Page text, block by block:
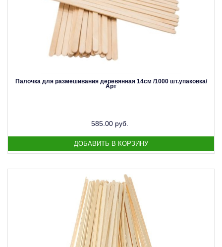
Палочка для размешивания деревянная 14см /1000 шт.упаковка/
Арт
585.00 руб.